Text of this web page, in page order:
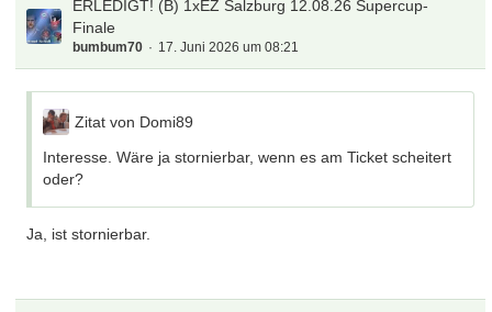
ERLEDIGT! (B) 1xEZ Salzburg 12.08.26 Supercup-
Finale
bumbum70 17. Juni 2026 um 08:21
Zitat von Domi89
Interesse. Wäre ja stornierbar, wenn es am Ticket scheitert
oder?
Ja, ist stornierbar.